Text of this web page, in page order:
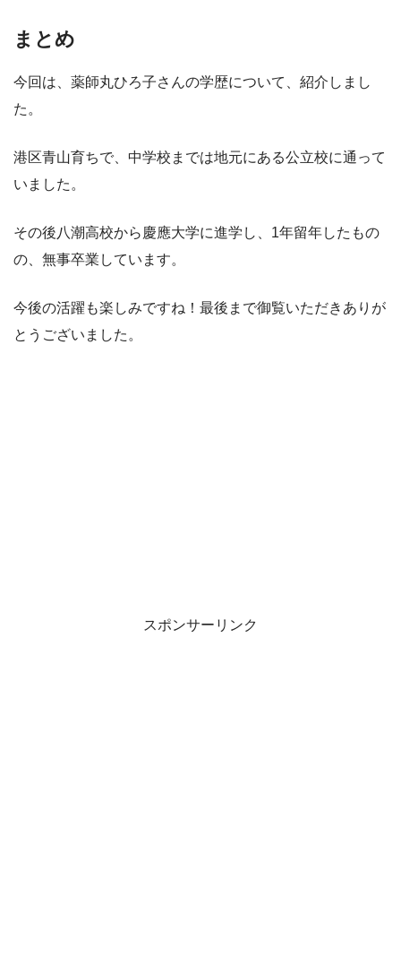
まとめ
今回は、薬師丸ひろ子さんの学歴について、紹介しまし
た。
港区青山育ちで、中学校までは地元にある公立校に通って
いました。
その後八潮高校から慶應大学に進学し、1年留年したもの
の、無事卒業しています。
今後の活躍も楽しみですね！最後まで御覧いただきありが
とうございました。
スポンサーリンク